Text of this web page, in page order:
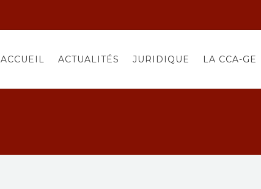
ACCUEIL ACTUALITÉS JURIDIQUE LA CCA-GE